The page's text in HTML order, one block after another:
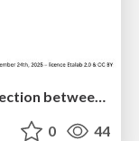
Strengthen visibility and interconnection between public-sector OSPOs
0 44